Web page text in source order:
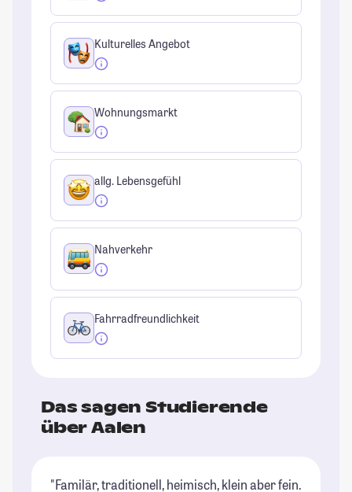
Kulturelles Angebot
Wohnungsmarkt
allg. Lebensgefühl
Nahverkehr
Fahrradfreundlichkeit
Das sagen Studierende
über Aalen
"Familär, traditionell, heimisch, klein aber fein.